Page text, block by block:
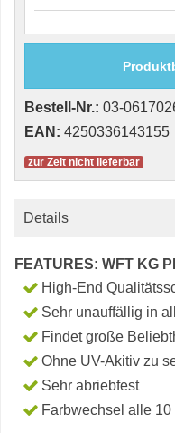
Bestell-Nr.: 03-
EAN: 4250336143155
zur Zeit nicht lieferbar
Details
FEATURES: WFT KG
High-End
Sehr unauffällig in
Findet große
Ohne UV-Akitiv zu
Sehr abriebfest
Farbwechsel alle 10